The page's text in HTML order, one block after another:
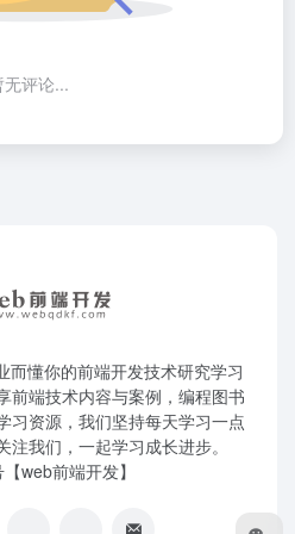
无评论...
而懂你的前端开发技术研究学习
前端技术内容与案例，编程图书
习资源，我们坚持每天学习一点
注我们，一起学习成长进步。
web前端开发】